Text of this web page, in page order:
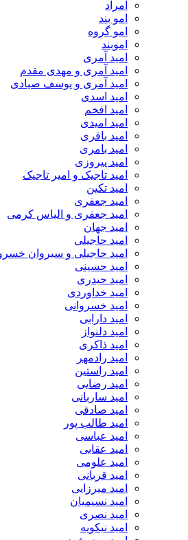
امراد
امو بند
امو گروه
اموبند
امید آمری
امید آمری و مهدی مقدم
امید آمری و یوسف صیادی
امید اسدی
امید افخم
امید امیدی
امید باقری
امید بامری
امید پیروزی
امید تاجیک و امیر تاجیک
امید تکین
امید جعفری
امید جعفری و الیاس کرمی
امید جهان
امید حاجیلی
امید حاجیلی و سیروان
امید حسینی
امید حیدری
امید خداوردی
امید خسروانی
امید دارابی
امید دلنواز
امید ذاکری
امید رادمهر
امید راستین
امید رضایی
امید ساربانی
امید صادقی
امید طالب پور
امید عباسی
امید عقابی
امید علومی
امید قربانی
امید میرزایی
امید نسیمیان
امید نصری
امید نیکویه